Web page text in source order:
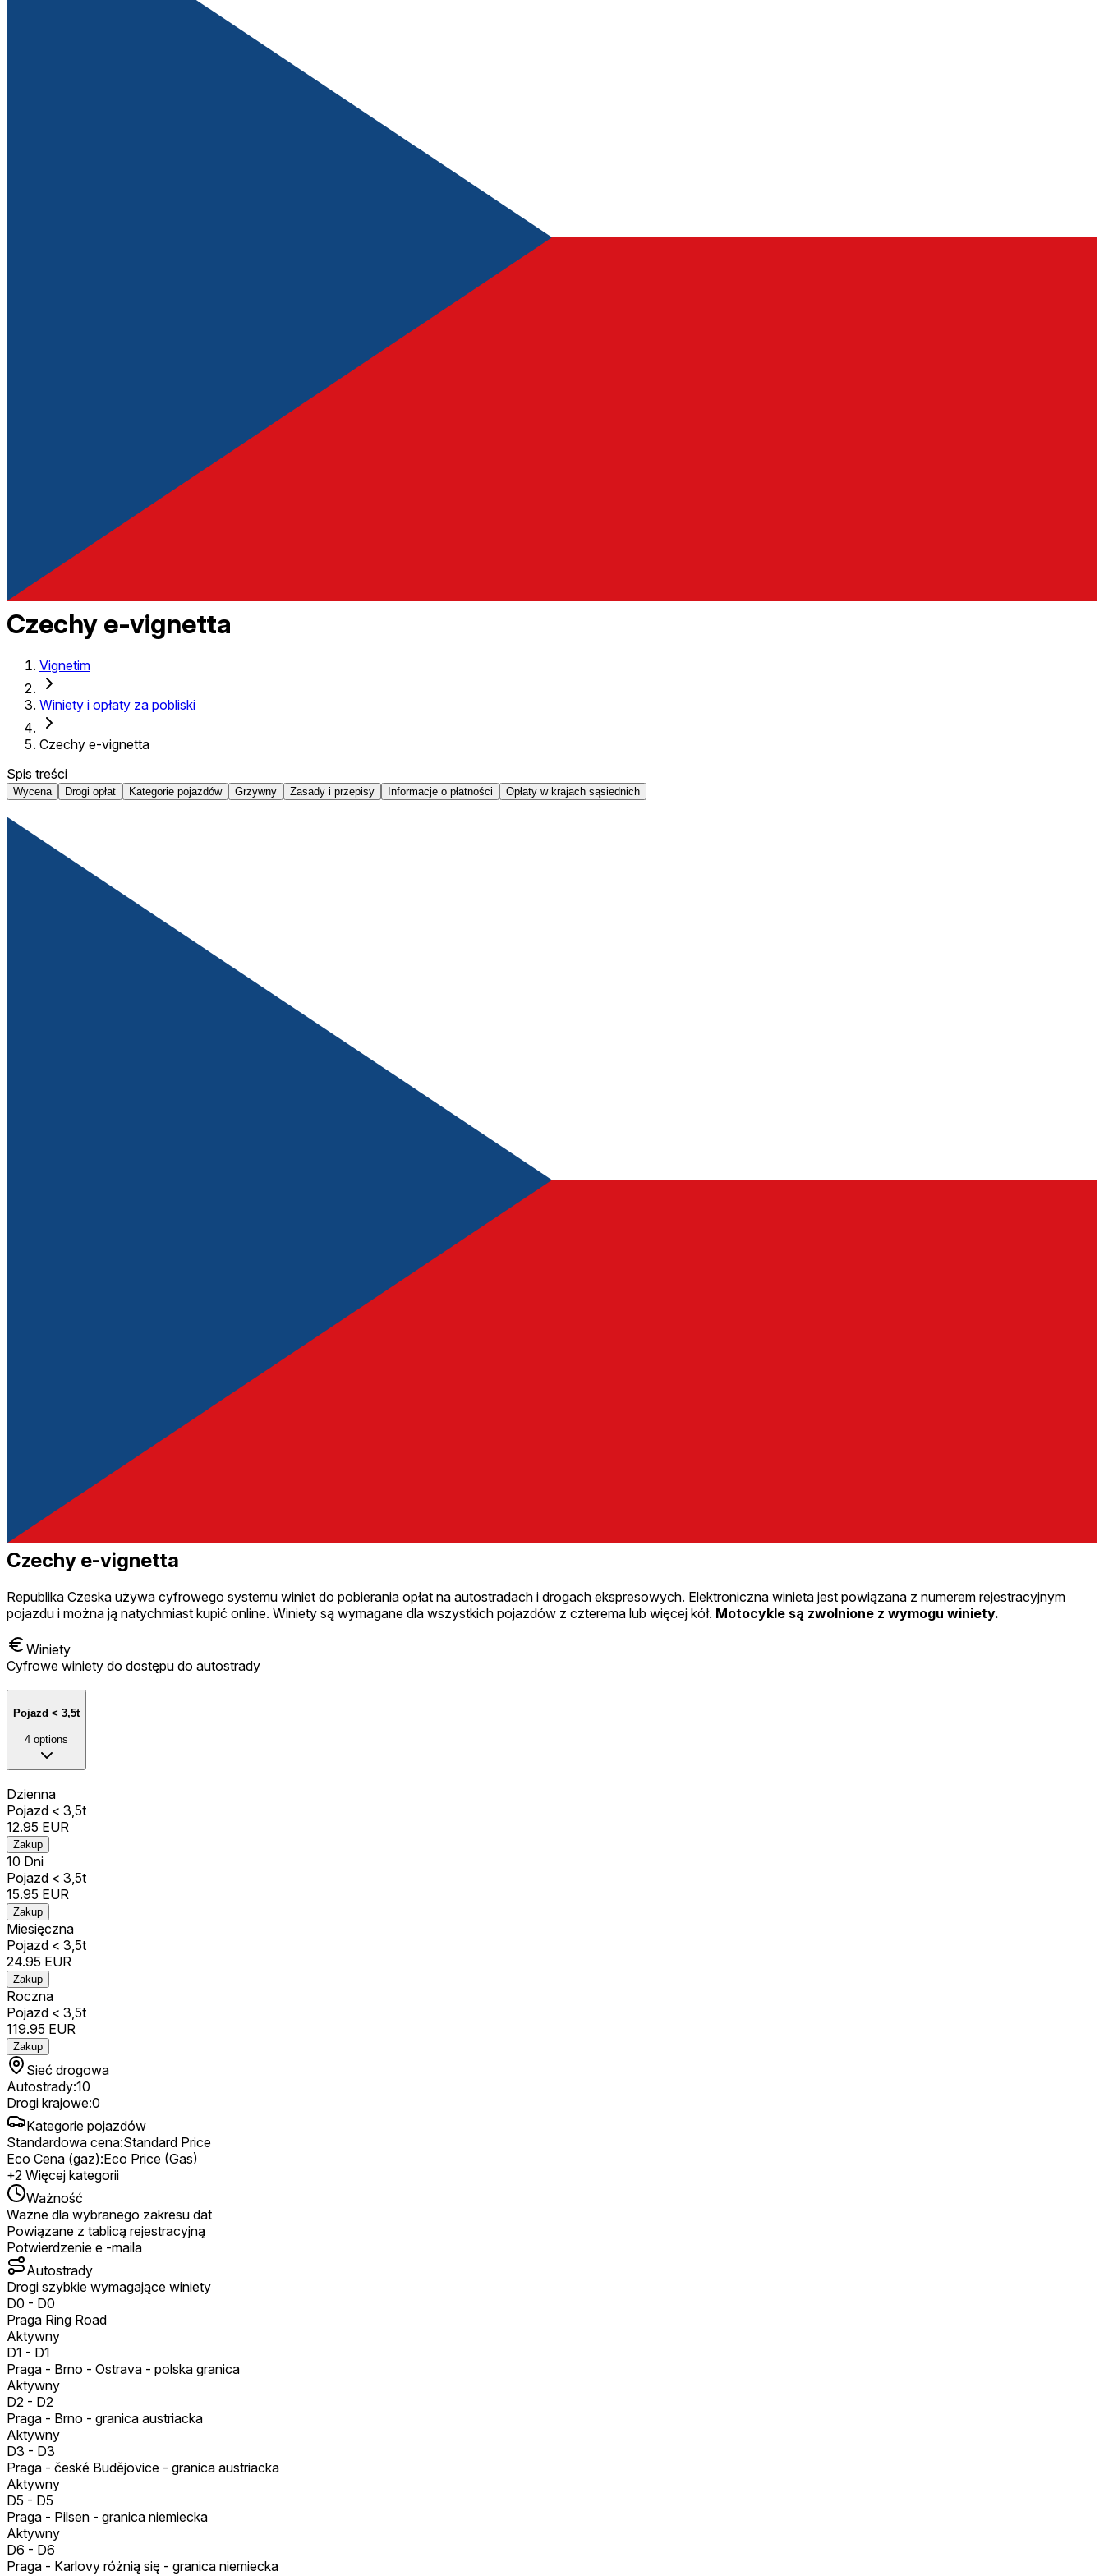
Czechy e-vignetta
Vignetim
Winiety i opłaty za pobliski
Czechy e-vignetta
Spis treści
Wycena Drogi opłat Kategorie pojazdów Grzywny Zasady i przepisy Informacje o płatności Opłaty w krajach sąsiednich
Czechy e-vignetta
Republika Czeska używa cyfrowego systemu winiet do pobierania opłat na autostradach i drogach ekspresowych. Elektroniczna winieta jest powiązana z numerem rejestracyjnym
pojazdu i można ją natychmiast kupić online. Winiety są wymagane dla wszystkich pojazdów z czterema lub więcej kół. Motocykle są zwolnione z wymogu winiety.
Winiety
Cyfrowe winiety do dostępu do autostrady
Pojazd < 3,5t
4 options
Dzienna
Pojazd < 3,5t
12.95 EUR
Zakup
10 Dni
Pojazd < 3,5t
15.95 EUR
Zakup
Miesięczna
Pojazd < 3,5t
24.95 EUR
Zakup
Roczna
Pojazd < 3,5t
119.95 EUR
Zakup
Sieć drogowa
Autostrady:10
Drogi krajowe:0
Kategorie pojazdów
Standardowa cena:Standard Price
Eco Cena (gaz):Eco Price (Gas)
+2 Więcej kategorii
Ważność
Ważne dla wybranego zakresu dat
Powiązane z tablicą rejestracyjną
Potwierdzenie e -maila
Autostrady
Drogi szybkie wymagające winiety
D0 - D0
Praga Ring Road
Aktywny
D1 - D1
Praga - Brno - Ostrava - polska granica
Aktywny
D2 - D2
Praga - Brno - granica austriacka
Aktywny
D3 - D3
Praga - české Budějovice - granica austriacka
Aktywny
D5 - D5
Praga - Pilsen - granica niemiecka
Aktywny
D6 - D6
Praga - Karlovy różnią się - granica niemiecka